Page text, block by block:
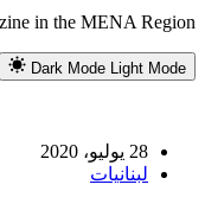
in the MENA Region
Dark Mode Light Mode
28 يوليو، 2020
لبنانيات